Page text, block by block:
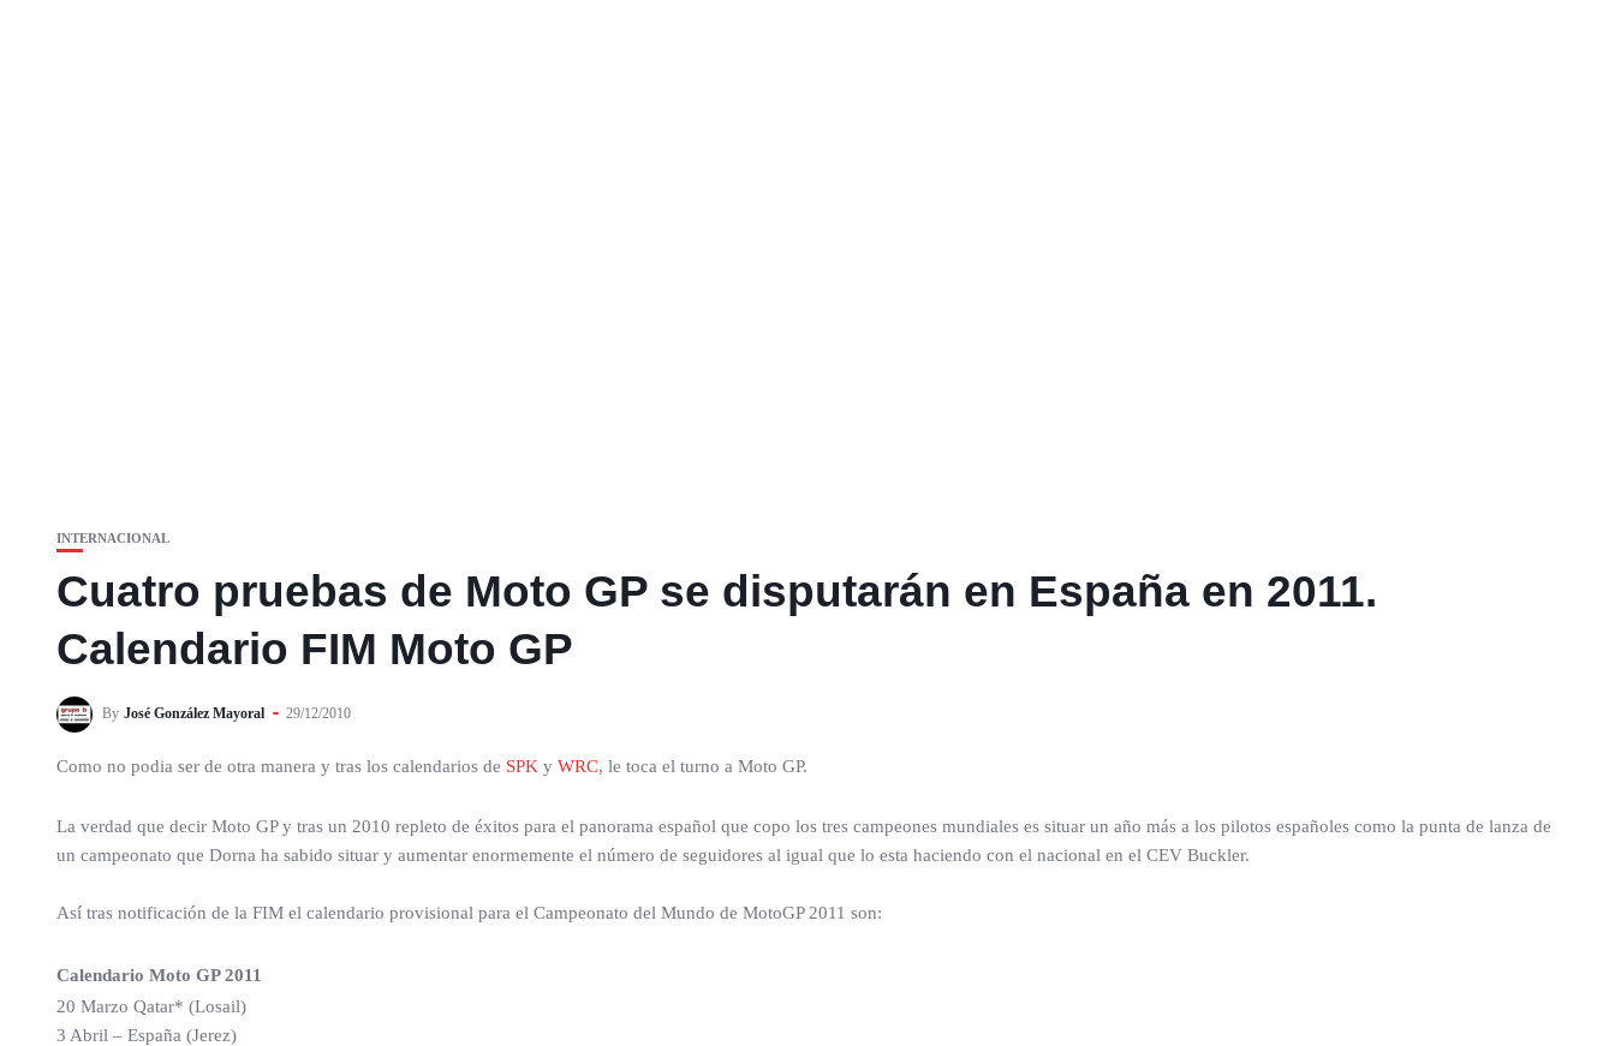
INTERNACIONAL
Cuatro pruebas de Moto GP se disputarán en España en 2011.
Calendario FIM Moto GP
By José González Mayoral 29/12/2010
Como no podia ser de otra manera y tras los calendarios de SPK y WRC, le toca el turno a Moto GP.
La verdad que decir Moto GP y tras un 2010 repleto de éxitos para el panorama español que copo los tres campeones mundiales es situar un año más a los pilotos españoles como la punta de lanza de
un campeonato que Dorna ha sabido situar y aumentar enormemente el número de seguidores al igual que lo esta haciendo con el nacional en el CEV Buckler.
Así tras notificación de la FIM el calendario provisional para el Campeonato del Mundo de MotoGP 2011 son:
Calendario Moto GP 2011
20 Marzo Qatar* (Losail)
3 Abril – España (Jerez)